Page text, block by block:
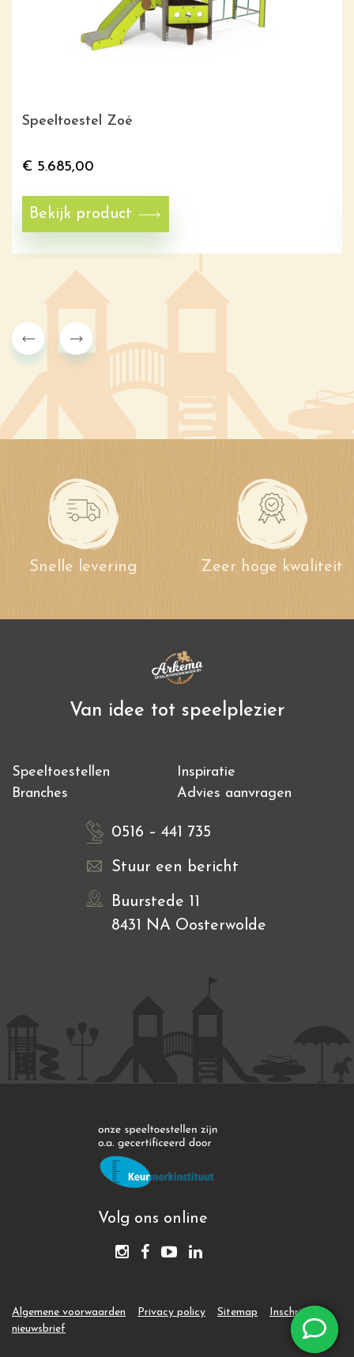
Speeltoestel Zoé
€ 5.685,00
Bekijk product
Snelle levering Zeer hoge kwaliteit
Van idee tot speelplezier
Speeltoestellen
Inspiratie
Branches
Advies aanvragen
0516 – 441 735
Stuur een bericht
Buurstede 11
8431 NA Oosterwolde
Volg ons online
Algemene voorwaarden Privacy policy Sitemap
Inschrijven
nieuwsbrief